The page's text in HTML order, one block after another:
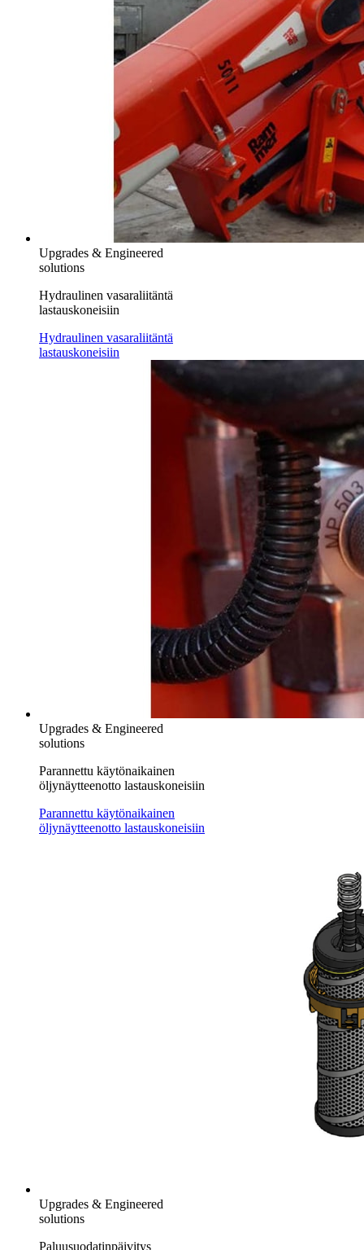
Upgrades & Engineered
solutions
Hydraulinen vasaraliitäntä
lastauskoneisiin
Hydraulinen vasaraliitäntä
lastauskoneisiin
Upgrades & Engineered
solutions
Parannettu käytönaikainen
öljynäytteenotto lastauskoneisiin
Parannettu käytönaikainen
öljynäytteenotto lastauskoneisiin
Upgrades & Engineered
solutions
Paluusuodatinpäivitys